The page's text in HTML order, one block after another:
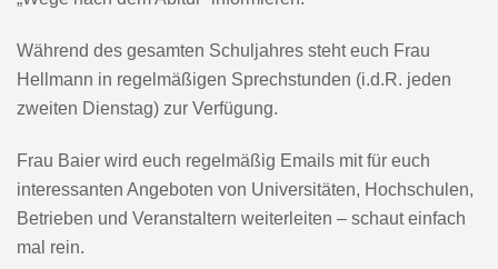
Während des gesamten Schuljahres steht euch Frau
Hellmann in regelmäßigen Sprechstunden (i.d.R. jeden
zweiten Dienstag) zur Verfügung.
Frau Baier wird euch regelmäßig Emails mit für euch
interessanten Angeboten von Universitäten, Hochschulen,
Betrieben und Veranstaltern weiterleiten – schaut einfach
mal rein.